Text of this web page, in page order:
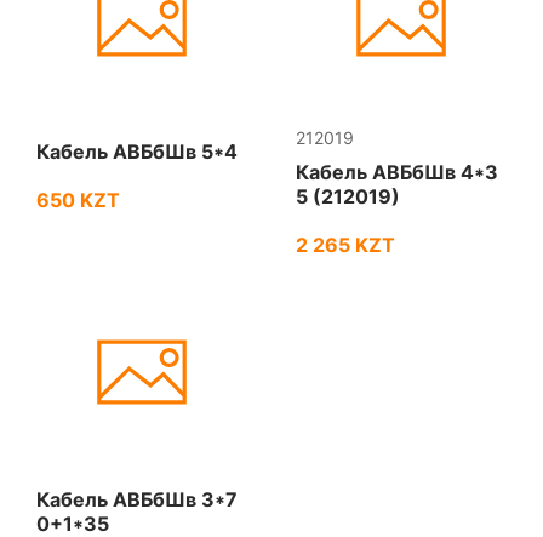
Кабель АВБбШв 5*4
650 KZT
212019
Кабель АВБбШв 4*3
5 (212019)
2 265 KZT
Кабель АВБбШв 3*7
0+1*35